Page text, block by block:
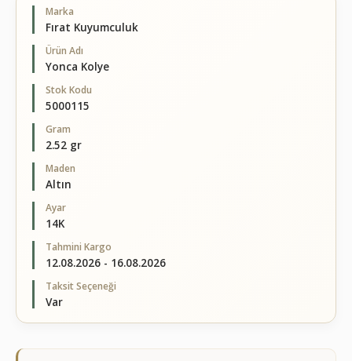
Marka
Fırat Kuyumculuk
Ürün Adı
Yonca Kolye
Stok Kodu
5000115
Gram
2.52 gr
Maden
Altın
Ayar
14K
Tahmini Kargo
12.08.2026 - 16.08.2026
Taksit Seçeneği
Var